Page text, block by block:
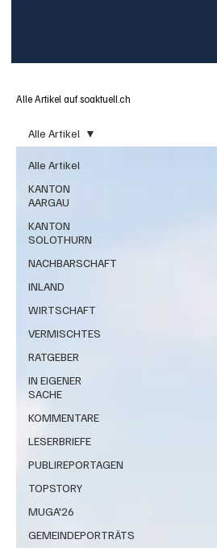
Alle Artikel auf soaktuell.ch
Alle Artikel
KANTON
AARGAU
KANTON
SOLOTHURN
NACHBARSCHAFT
INLAND
WIRTSCHAFT
VERMISCHTES
RATGEBER
IN EIGENER
SACHE
KOMMENTARE
LESERBRIEFE
PUBLIREPORTAGEN
TOPSTORY
MUGA'26
GEMEINDEPORTRÄTS
Alle Artikel